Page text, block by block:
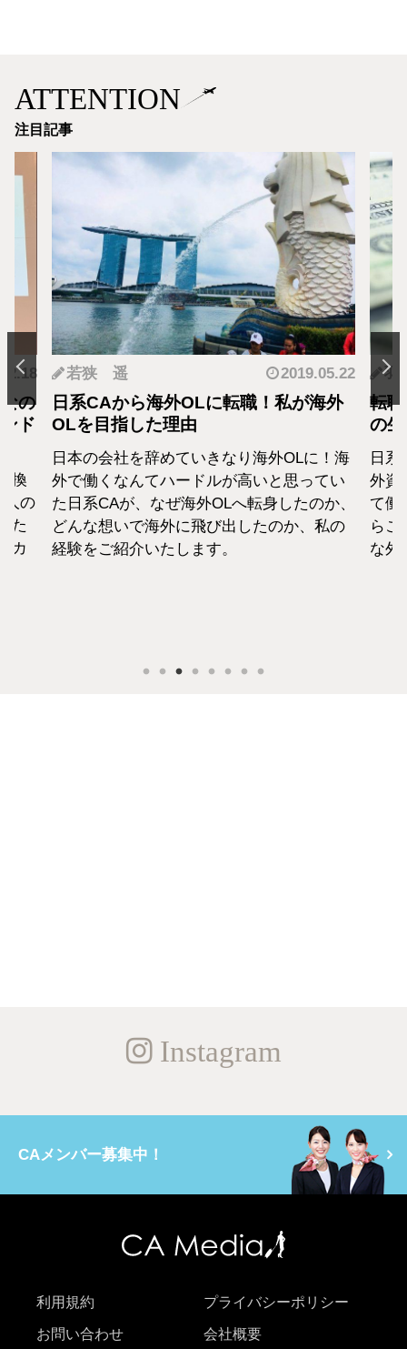
ATTENTION
注目記事
の
ド
換
人の
た
カ
若狭 遥 2019.05.22
日系CAから海外OLに転職！私が海外
OLを目指した理由
日本の会社を辞めていきなり海外OLに！海
外で働くなんてハードルが高いと思ってい
た日系CAが、なぜ海外OLへ転身したのか、
どんな想いで海外に飛び出したのか、私の
経験をご紹介いたします。
羽
転
の
日
外資
て働
らこ
な外
Instagram
CAメンバー募集中！
利用規約 プライバシーポリシー
お問い合わせ 会社概要